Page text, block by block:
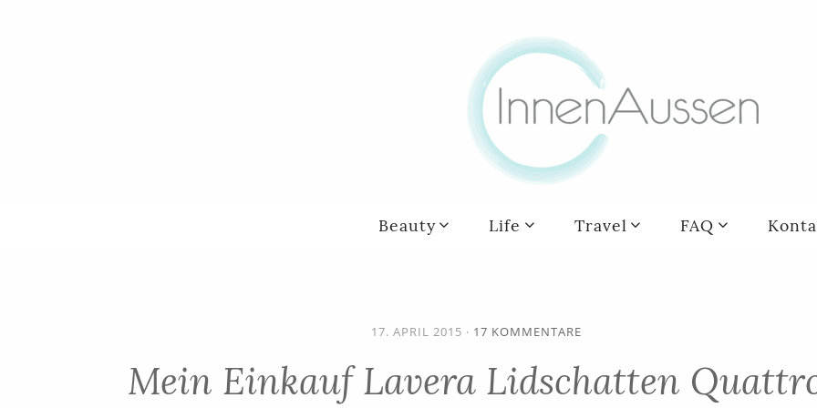
Beauty Life Travel FAQ
17. APRIL 2015 · 17 KOMMENTARE
Mein Einkauf Lavera Lidschatten